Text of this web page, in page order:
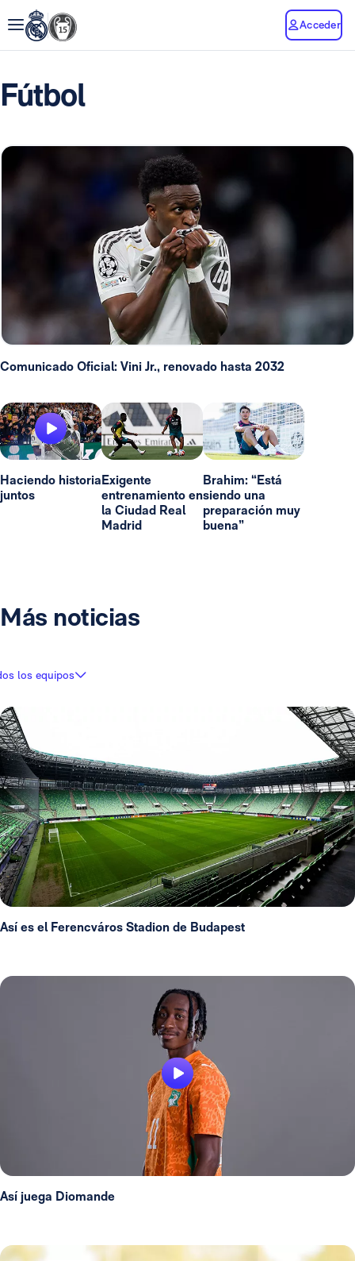
Acceder
Fútbol
Comunicado Oficial: Vini Jr., renovado hasta 2032
Haciendo historia
juntos
Exigente
entrenamiento en
la Ciudad Real
Madrid
Brahim: “Está
siendo una
preparación muy
buena”
Más noticias
los equipos
Así es el Ferencváros Stadion de Budapest
Así juega Diomande